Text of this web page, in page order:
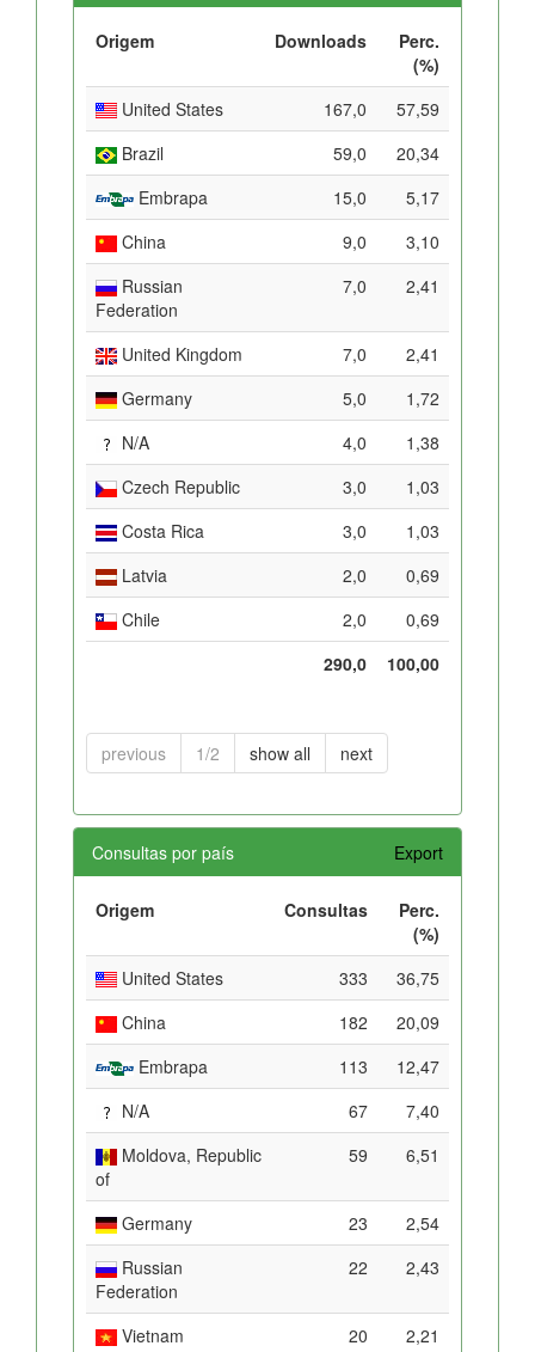
Origem Downloads
Perc.
(%)
United States
167,0
57,59
Brazil
59,0
20,34
Embrapa
15,0
5,17
China
9,0
3,10
Russian
Federation
7,0 2,41
United Kingdom 7,0
2,41
Germany
5,0
1,72
N/A
4,0
1,38
Czech Republic
3,0
1,03
Costa Rica
3,0
1,03
Latvia
2,0
0,69
Chile
2,0
0,69
290,0
100,00
previous 1/2 show all next
Consultas por país Export
Origem Consultas
Perc.
(%)
United States
333
36,75
China
182
20,09
Embrapa
113
12,47
N/A
67
7,40
Moldova, Republic
of
59 6,51
Germany 23
2,54
Russian
Federation
22 2,43
Vietnam 20
2,21